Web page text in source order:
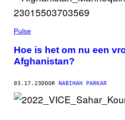
Pulse
Hoe is het om nu een
Afghanistan?
03.17.23DOOR NABIHAH PARKAR